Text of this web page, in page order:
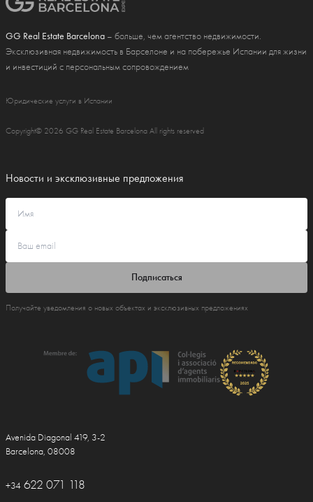
GG Real Estate Barcelona – больше, чем агентство недвижимости.
Эксклюзивная недвижимость в Барселоне и на побережье Испании для жизни
и инвестиций с персональным сопровождением
Юридические услуги в Испании
Copyright© 2026 GG Real Estate Barcelona All rights reserved
Новости и эксклюзивные предложения
Подписаться
Получайте уведомления о новых объектах и эксклюзивных предложениях
Avenida Diagonal 419, 3-2
Barcelona, 08008
+34 622 071 118